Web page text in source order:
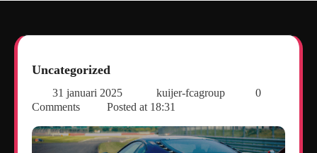
Uncategorized
31 januari 2025 kuijer-fcagroup
0
Comments
Posted at 18:31